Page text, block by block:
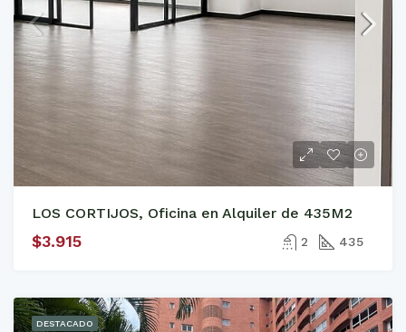
LOS CORTIJOS, Oficina en Alquiler de 435M2
$3.915 2 435
DESTACADO